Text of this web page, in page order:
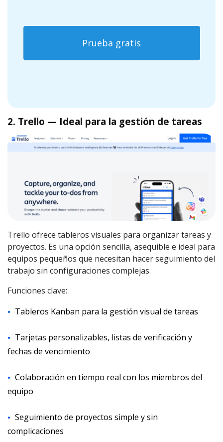
Prueba gratis
2. Trello — Ideal para la gestión de tareas
Trello ofrece tableros visuales para organizar tareas y
proyectos. Es una opción sencilla, asequible e ideal para
equipos pequeños que necesitan hacer seguimiento del
trabajo sin configuraciones complejas.
Funciones clave:
Tableros Kanban para la gestión visual de tareas
Tarjetas personalizables, listas de verificación y
fechas de vencimiento
Colaboración en tiempo real con los miembros del
equipo
Seguimiento de proyectos simple y sin
complicaciones